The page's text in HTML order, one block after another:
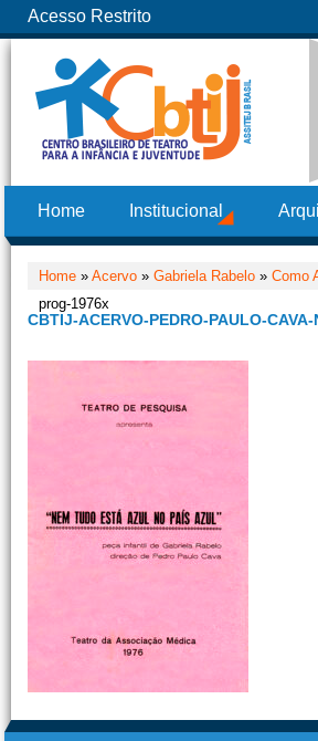
Acesso Restrito
Home Institucional
Home » Acervo » Gabriela Rabelo » Como
prog-1976x
CBTIJ-ACERVO-PEDRO-PAULO-